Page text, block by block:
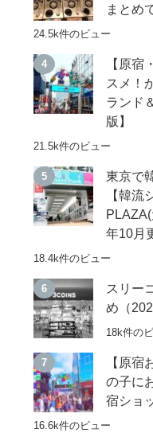
まとめ
24.5k件のビュー
【原宿
スメ！
ランド
版】
21.5k件のビュー
東京で
【韓
年10月
18.4k件のビュー
スリー
め（
18k件の
【原
の子に
宿ショ
16.6k件のビュー